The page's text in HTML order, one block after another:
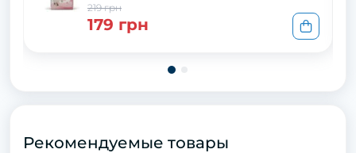
219 грн
179 грн
Рекомендуемые товары